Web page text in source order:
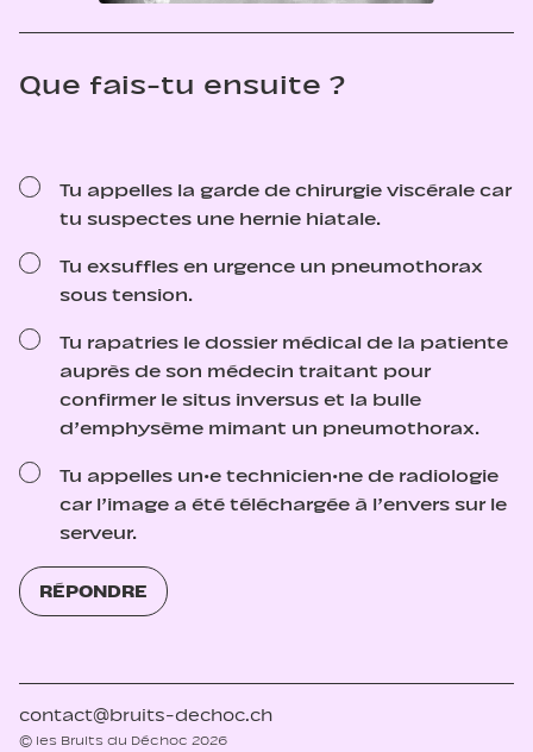
Que fais-tu ensuite ?
Tu appelles la garde de chirurgie viscérale car
tu suspectes une hernie hiatale.
Tu exsuffles en urgence un pneumothorax
sous tension.
Tu rapatries le dossier médical de la patiente
auprès de son médecin traitant pour
confirmer le situs inversus et la bulle
d’emphysème mimant un pneumothorax.
Tu appelles un·e technicien·ne de radiologie
car l’image a été téléchargée à l’envers sur le
serveur.
RÉPONDRE
contact@bruits-dechoc.ch
© les Bruits du Déchoc 2026